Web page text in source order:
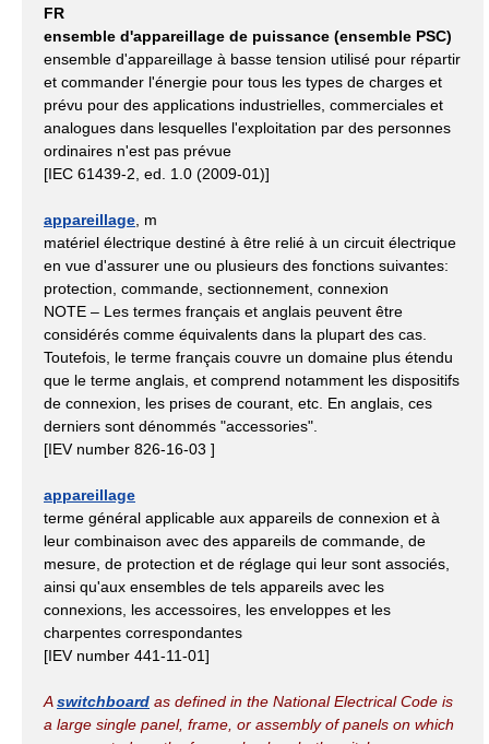
FR
ensemble d'appareillage de puissance (ensemble PSC)
ensemble d'appareillage à basse tension utilisé pour répartir
et commander l'énergie pour tous les types de charges et
prévu pour des applications industrielles, commerciales et
analogues dans lesquelles l'exploitation par des personnes
ordinaires n'est pas prévue
[IEC 61439-2, ed. 1.0 (2009-01)]
appareillage , m
matériel électrique destiné à être relié à un circuit électrique
en vue d'assurer une ou plusieurs des fonctions suivantes:
protection, commande, sectionnement, connexion
NOTE – Les termes français et anglais peuvent être
considérés comme équivalents dans la plupart des cas.
Toutefois, le terme français couvre un domaine plus étendu
que le terme anglais, et comprend notamment les dispositifs
de connexion, les prises de courant, etc. En anglais, ces
derniers sont dénommés "accessories".
[IEV number 826-16-03 ]
appareillage
terme général applicable aux appareils de connexion et à
leur combinaison avec des appareils de commande, de
mesure, de protection et de réglage qui leur sont associés,
ainsi qu'aux ensembles de tels appareils avec les
connexions, les accessoires, les enveloppes et les
charpentes correspondantes
[IEV number 441-11-01]
Aswitchboard as defined in the National Electrical Code is
a large single panel, frame, or assembly of panels on which